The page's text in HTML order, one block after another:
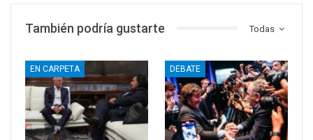
Todas
También podría gustarte
EN CARPETA DEBATE